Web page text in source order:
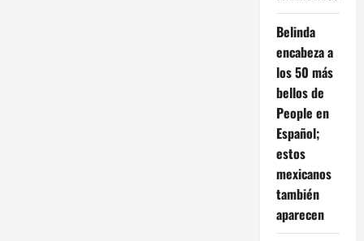
Belinda
encabeza a
los 50 más
bellos de
People en
Español;
estos
mexicanos
también
aparecen